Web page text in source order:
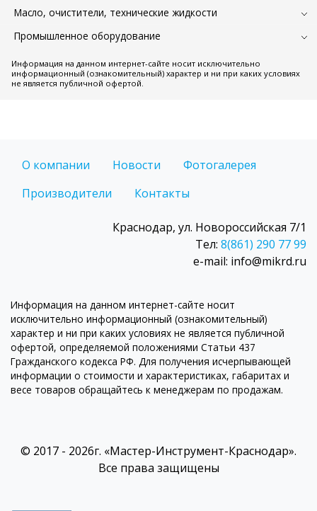
Масло, очистители, технические жидкости
Промышленное оборудование
Информация на данном интернет-сайте носит исключительно
информационный (ознакомительный) характер и ни при каких условиях
не является публичной офертой.
О компании Новости
Фотогалерея
Производители
Контакты
Краснодар, ул. Новороссийская 7/1
Тел: 8(861) 290 77 99
e-mail: info@mikrd.ru
Информация на данном интернет-сайте носит
исключительно информационный (ознакомительный)
характер и ни при каких условиях не является публичной
офертой, определяемой положениями Статьи 437
Гражданского кодекса РФ. Для получения исчерпывающей
информации о стоимости и характеристиках, габаритах и
весе товаров обращайтесь к менеджерам по продажам.
© 2017 - 2026г. «Мастер-Инструмент-Краснодар».
Все права защищены